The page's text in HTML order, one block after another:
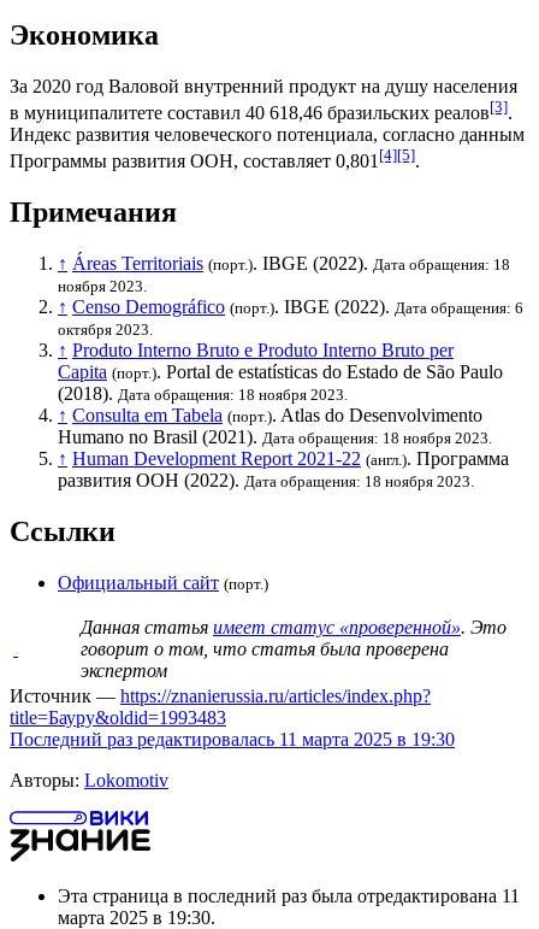
Экономика
За 2020 год Валовой внутренний продукт на душу населения
в муниципалитете составил 40 618,46 бразильских реалов[3].
Индекс развития человеческого потенциала, согласно данным
Программы развития ООН, составляет 0,801 [4][5].
Примечания
↑ Áreas Territoriais (порт.). IBGE (2022). Дата обращения: 18
ноября 2023.
↑ Censo Demográfico (порт.). IBGE (2022). Дата обращения: 6
октября 2023.
↑ Produto Interno Bruto e Produto Interno Bruto per
Capita (порт.). Portal de estatísticas do Estado de São Paulo
(2018). Дата обращения: 18 ноября 2023.
↑ Consulta em Tabela (порт.). Atlas do Desenvolvimento
Humano no Brasil (2021). Дата обращения: 18 ноября 2023.
↑ Human Development Report 2021-22 (англ.). Программа
развития ООН (2022). Дата обращения: 18 ноября 2023.
Ссылки
Официальный сайт (порт.)
Данная статья имеет статус «проверенной». Это
говорит о том, что статья была проверена
экспертом
Источник — https://znanierussia.ru/articles/index.php?
title=Бауру&oldid=1993483
Последний раз редактировалась 11 марта 2025 в 19:30
Авторы: Lokomotiv
Эта страница в последний раз была отредактирована 11
марта 2025 в 19:30.